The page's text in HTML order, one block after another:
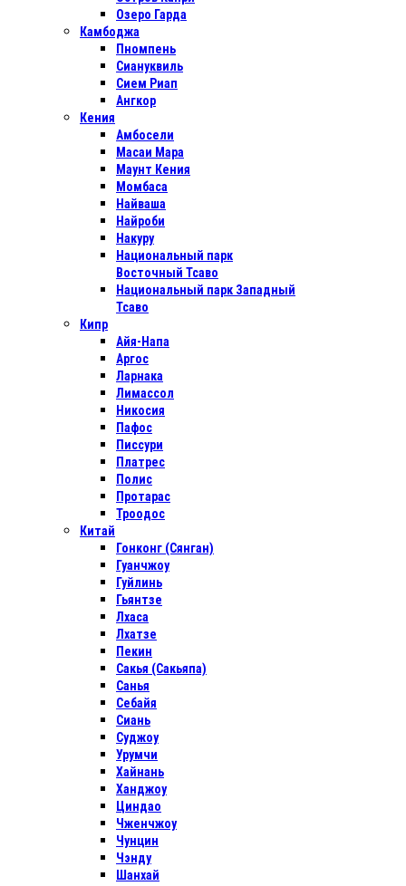
Озеро Гарда
Камбоджа
Пномпень
Сиануквиль
Сием Риап
Ангкор
Кения
Амбосели
Масаи Мара
Маунт Кения
Момбаса
Найваша
Найроби
Накуру
Национальный парк
Восточный Тсаво
Национальный парк Западный
Тсаво
Кипр
Айя-Напа
Аргос
Ларнака
Лимассол
Никосия
Пафос
Писсури
Платрес
Полис
Протарас
Троодос
Китай
Гонконг (Сянган)
Гуанчжоу
Гуйлинь
Гьянтзе
Лхаса
Лхатзе
Пекин
Сакья (Сакьяпа)
Санья
Себайя
Сиань
Суджоу
Урумчи
Хайнань
Ханджоу
Циндао
Чженчжоу
Чунцин
Чэнду
Шанхай